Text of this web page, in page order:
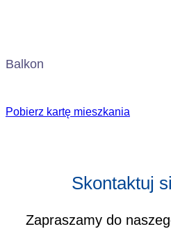
Balkon
Pobierz kartę mieszkania
Skontaktuj
Zapraszamy do